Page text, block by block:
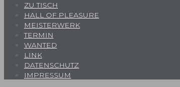
ZU TISCH
HALL OF PLEASURE
MEISTERWERK
TERMIN
WANTED
LINK
DATENSCHUTZ
IMPRESSUM